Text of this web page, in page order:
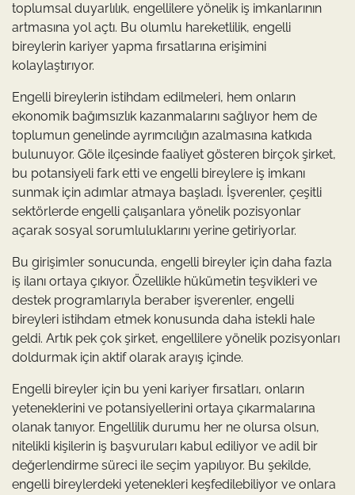
toplumsal duyarlılık, engellilere yönelik iş imkanlarının
artmasına yol açtı. Bu olumlu hareketlilik, engelli
bireylerin kariyer yapma fırsatlarına erişimini
kolaylaştırıyor.
Engelli bireylerin istihdam edilmeleri, hem onların
ekonomik bağımsızlık kazanmalarını sağlıyor hem de
toplumun genelinde ayrımcılığın azalmasına katkıda
bulunuyor. Göle ilçesinde faaliyet gösteren birçok şirket,
bu potansiyeli fark etti ve engelli bireylere iş imkanı
sunmak için adımlar atmaya başladı. İşverenler, çeşitli
sektörlerde engelli çalışanlara yönelik pozisyonlar
açarak sosyal sorumluluklarını yerine getiriyorlar.
Bu girişimler sonucunda, engelli bireyler için daha fazla
iş ilanı ortaya çıkıyor. Özellikle hükümetin teşvikleri ve
destek programlarıyla beraber işverenler, engelli
bireyleri istihdam etmek konusunda daha istekli hale
geldi. Artık pek çok şirket, engellilere yönelik pozisyonları
doldurmak için aktif olarak arayış içinde.
Engelli bireyler için bu yeni kariyer fırsatları, onların
yeteneklerini ve potansiyellerini ortaya çıkarmalarına
olanak tanıyor. Engellilik durumu her ne olursa olsun,
nitelikli kişilerin iş başvuruları kabul ediliyor ve adil bir
değerlendirme süreci ile seçim yapılıyor. Bu şekilde,
engelli bireylerdeki yetenekleri keşfedilebiliyor ve onlara